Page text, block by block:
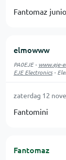
Fantomaz
elmowww
PA0EJE - www.eje-
EJE Electronics-
zaterdag 12
Fantomini
Fantomaz